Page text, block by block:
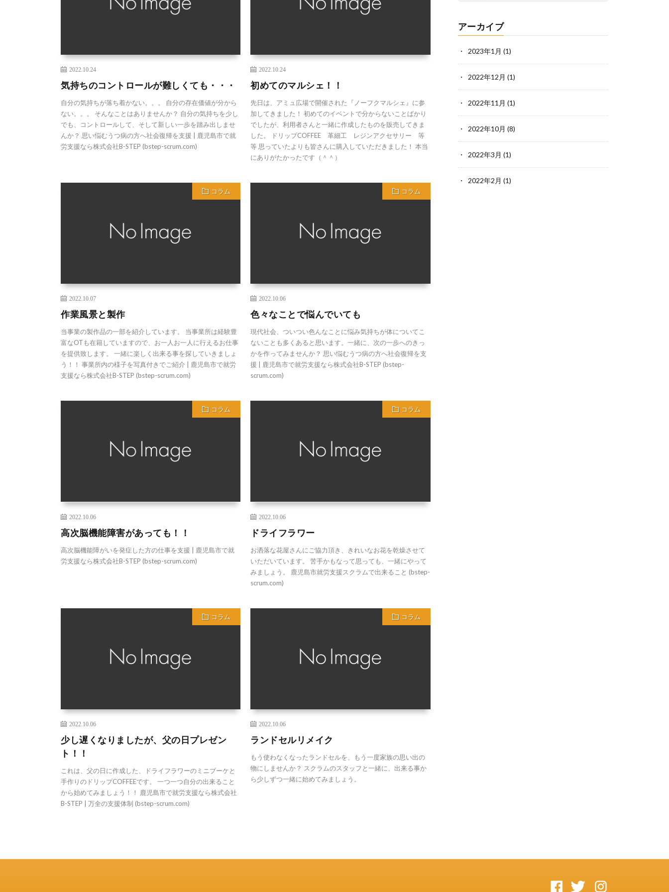
2022.10.24
気持ちのコントロールが難しくても・・・
自分の気持ちが落ち着かない。。。 自分の存在価値が分から
ない。。。 そんなことはありませんか？ 自分の気持ちを少し
でも、コントロールして、そして新しい一歩を踏み出しませ
んか？ 思い悩むうつ病の方へ社会復帰を支援 | 鹿児島市で就
労支援なら株式会社B-STEP (bstep-scrum.com)
2022.10.24
初めてのマルシェ！！
先日は、アミュ広場で開催された『ノーフクマルシェ』に参
加してきました！ 初めてのイベントで分からないことばかり
でしたが、利用者さんと一緒に作成したものを販売してきま
した。 ドリップCOFFEE 革細工 レジンアクセサリー 等
等 思っていたよりも皆さんに購入していただきました！ 本当
にありがたかったです（＾＾）
コラム
2022.10.07
作業風景と製作
当事業の製作品の一部を紹介しています。 当事業所は経験豊
富なOTも在籍していますので、お一人お一人に行えるお仕事
を提供致します。 一緒に楽しく出来る事を探していきましょ
う！！ 事業所内の様子を写真付きでご紹介 | 鹿児島市で就労
支援なら株式会社B-STEP (bstep-scrum.com)
コラム
2022.10.06
色々なことで悩んでいても
現代社会、ついつい色んなことに悩み気持ちが体についてこ
ないことも多くあると思います。一緒に、次の一歩へのきっ
かを作ってみませんか？ 思い悩むうつ病の方へ社会復帰を支
援 | 鹿児島市で就労支援なら株式会社B-STEP (bstep-
scrum.com)
コラム
2022.10.06
高次脳機能障害があっても！！
高次脳機能障がいを発症した方の仕事を支援 | 鹿児島市で就
労支援なら株式会社B-STEP (bstep-scrum.com)
コラム
2022.10.06
ドライフラワー
お洒落な花屋さんにご協力頂き、きれいなお花を乾燥させて
いただいています。 苦手かもなって思っても、一緒にやって
みましょう。 鹿児島市就労支援スクラムで出来ること (bstep-
scrum.com)
コラム
2022.10.06
少し遅くなりましたが、父の日プレゼン
ト！！
これは、父の日に作成した、ドライフラワーのミニブーケと
手作りのドリップCOFFEEです。 一つ一つ自分の出来ること
から始めてみましょう！！ 鹿児島市で就労支援なら株式会社
B-STEP | 万全の支援体制 (bstep-scrum.com)
コラム
2022.10.06
ランドセルリメイク
もう使わなくなったランドセルを、もう一度家族の思い出の
物にしませんか？ スクラムのスタッフと一緒に、出来る事か
ら少しずつ一緒に始めてみましょう。
アーカイブ
2023年1月 (1)
2022年12月 (1)
2022年11月 (1)
2022年10月 (8)
2022年3月 (1)
2022年2月 (1)